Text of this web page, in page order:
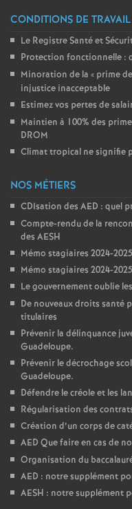
CONDITIONS DE TRAVAIL
Le Registre Santé et
Protection fonctionnelle :
Minoration de la « prime
injustice inacceptable
Estimez vos pertes de
Maintien à 100% des
DROM
Climat tropical ne signifie
NOS MÉTIERS
CDIsation des AED : quel
Compte-rendu de la
des AESH
Mémo stagiaires 2024-
Mémo stagiaires 2024-2025
Le gouvernement oublie
De nouveaux droits santé
titulaires
Prévenir la délinquance
Guadeloupe.
Prévenir le décrochage
Guadeloupe.
Défendre le créole et les
Régularisation des
Création d’un corps de
AED Que faire en cas de
Organisation du
AED : notre supplément
AESH : notre supplément